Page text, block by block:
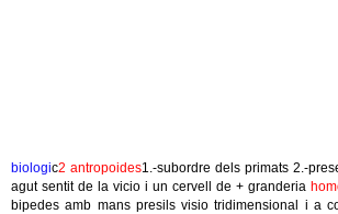
biologic2 antropoides1.-subordre dels primats 2.-
agut sentit de la vicio i un cervell de + granderia
bipedes amb mans presils visio tridimensional i a